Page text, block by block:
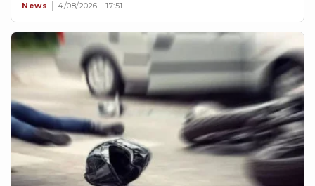
News 4/08/2026 - 17:51